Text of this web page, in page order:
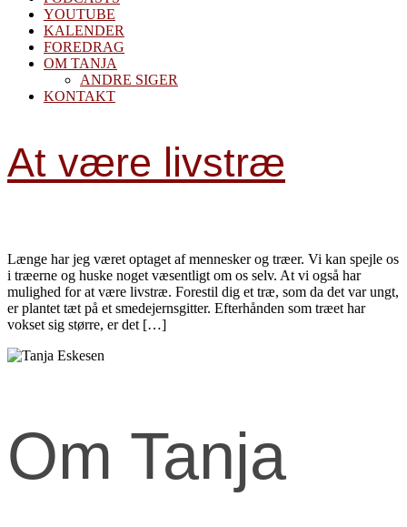
YOUTUBE
KALENDER
FOREDRAG
OM TANJA
ANDRE SIGER
KONTAKT
At være livstræ
Længe har jeg været optaget af mennesker og træer. Vi kan spejle os
i træerne og huske noget væsentligt om os selv. At vi også har
mulighed for at være livstræ. Forestil dig et træ, som da det var ungt,
er plantet tæt på et smedejernsgitter. Efterhånden som træet har
vokset sig større, er det […]
Om Tanja